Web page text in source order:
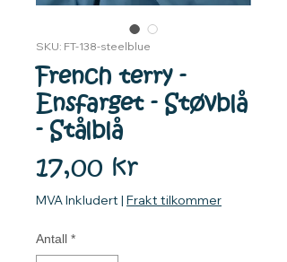
SKU: FT-138-steelblue
French terry -
Ensfarget - Støvblå
- Stålblå
17,00 krPris
MVA Inkludert | Frakt tilkommer
Antall *